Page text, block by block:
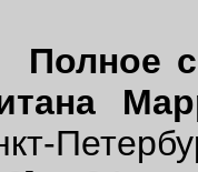
Полное